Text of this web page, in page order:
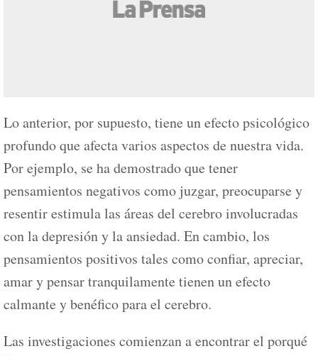
Lo anterior, por supuesto, tiene un efecto psicológico
profundo que afecta varios aspectos de nuestra vida.
Por ejemplo, se ha demostrado que tener
pensamientos negativos como juzgar, preocuparse y
resentir estimula las áreas del cerebro involucradas
con la depresión y la ansiedad. En cambio, los
pensamientos positivos tales como confiar, apreciar,
amar y pensar tranquilamente tienen un efecto
calmante y benéfico para el cerebro.
Las investigaciones comienzan a encontrar el porqué